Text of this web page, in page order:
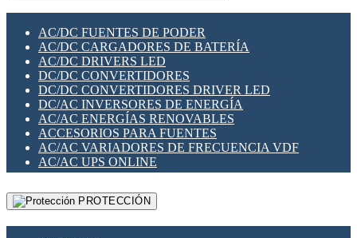
SWITCH Y MICROSWITCH
TARJETAS PI
UNIÓN Y DERIVACIÓN DE CABLE
PLACAS MODULARES IOT
SWITCHES Y REDES WIFI
SOLUCIONES IOT
SOLUCIONES LORAWAN
SOLUCIONES RED CELULAR
SEGURIDAD PARA REDES
SWITCHES LAN
TELEFONÍA IP (VOIP)
VIGILANCIA IP (CCTV)
MESHTASTIC
AC/DC FUENTES DE PODER
AC/DC CARGADORES DE BATERÍA
AC/DC DRIVERS LED
DC/DC CONVERTIDORES
DC/DC CONVERTIDORES DRIVER LED
DC/AC INVERSORES DE ENERGÍA
AC/AC ENERGÍAS RENOVABLES
ACCESORIOS PARA FUENTES
AC/AC VARIADORES DE FRECUENCIA VDF
AC/AC UPS ONLINE
PROTECCIÓN